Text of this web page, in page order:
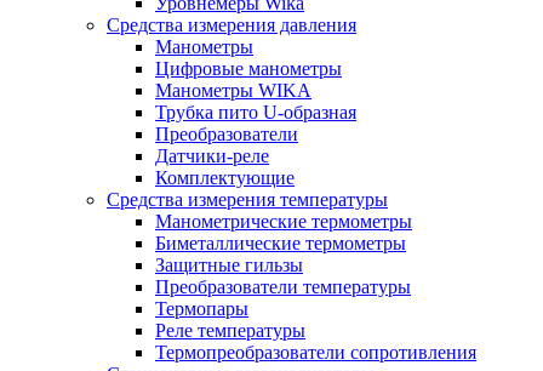
Средства измерения давления
Манометры
Цифровые манометры
Манометры WIKA
Трубка пито U-образная
Преобразователи
Датчики-реле
Комплектующие
Средства измерения температуры
Манометрические термометры
Биметаллические термометры
Защитные гильзы
Преобразователи температуры
Термопары
Реле температуры
Термопреобразователи сопротивления